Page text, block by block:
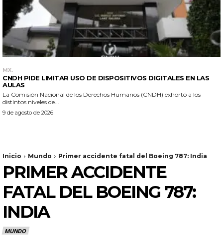
MX.
CNDH PIDE LIMITAR USO DE DISPOSITIVOS DIGITALES EN LAS
AULAS
La Comisión Nacional de los Derechos Humanos (CNDH) exhortó a los
distintos niveles de...
9 de agosto de 2026